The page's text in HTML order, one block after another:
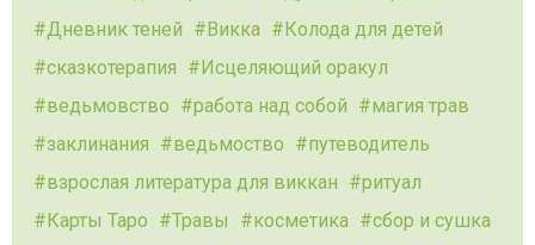
Дневник теней
Викка
Колода для детей
сказкотерапия
Исцеляющий оракул
ведьмовство
работа над собой
магия трав
заклинания
ведьмоство
путеводитель
взрослая литература для виккан
ритуал
Карты Таро
Травы косметика
сбор и сушка